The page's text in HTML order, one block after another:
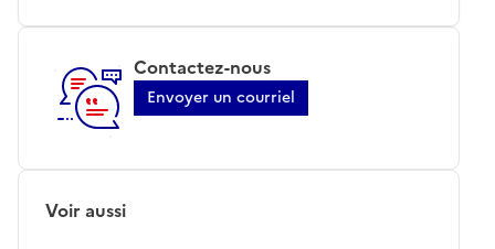
Contactez-nous
Envoyer un courriel
Voir aussi